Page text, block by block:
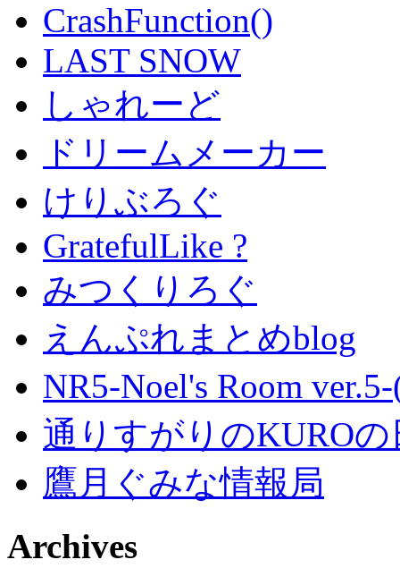
CrashFunction()
LAST SNOW
しゃれーど
ドリームメーカー
けりぶろぐ
GratefulLike ?
みつくりろぐ
えんぷれまとめblog
NR5-Noel's Room
通りすがりのKURO
鷹月ぐみな情報局
Archives